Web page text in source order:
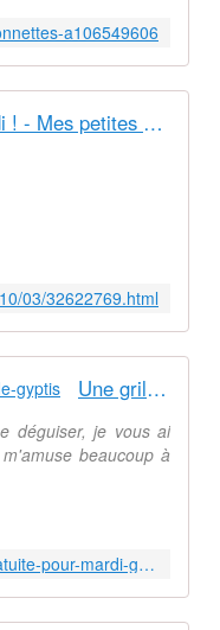
a106549606
Free du Samedi ! - Mes petites croix et moi !
03/32622769.html
Une grille gratuite pour Mardi Gras - Le blog de le-petit-monde-de-gyptis
déguiser, je vous ai
beaucoup à
http://le-petit-monde-de-gyptis.over-blog.com/article-une-grille-gratuite-pour-mardi-gras-98920560.html